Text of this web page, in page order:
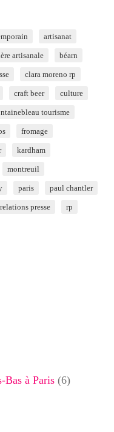
artisanat
artisanale béarn
clara moreno rp
craft beer culture
tourisme
fromage
kardham
montreuil
paris paul chantler
relations presse rp
Bas à Paris (6)